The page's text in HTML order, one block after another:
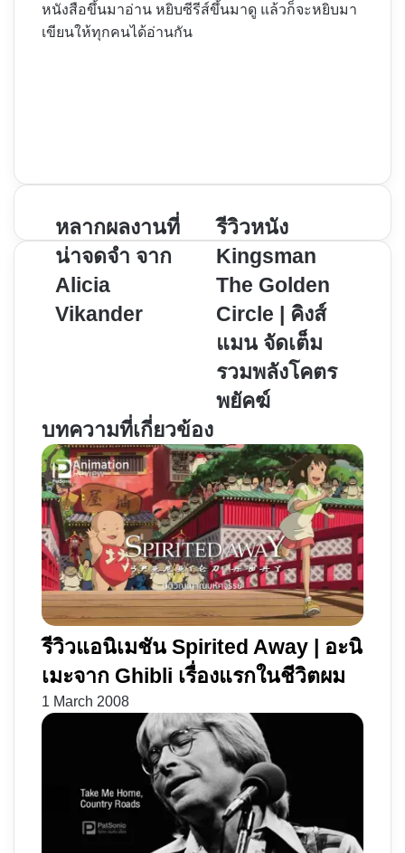
หนังสือขึ้นมาอ่าน หยิบซีรีส์ขึ้นมาดู แล้วก็จะหยิบมา
เขียนให้ทุกคนได้อ่านกัน
หลาก
ผล
งาน
ที่
น่า
หลากผลงานที่
น่าจดจำ จาก
Alicia
Vikander
รีวิว
หนัง
Kingsman
The
Golden
Circle
คิง
ส์
จัด
เต็ม
รวม
โคตร
พยัคฆ์
รีวิวหนัง
Kingsman
The Golden
Circle | คิงส์
แมน จัดเต็ม
รวมพลังโคตร
พยัคฆ์
บทความที่เกี่ยวข้อง
รีวิวแอนิเมชัน Spirited Away | อะนิ
เมะจาก Ghibli เรื่องแรกในชีวิตผม
1 March 2008